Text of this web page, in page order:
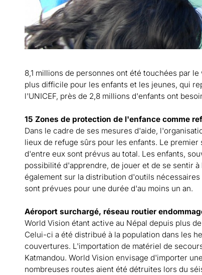
8,1 millions de personnes ont été touchées par
plus difficile pour les enfants et les jeunes, qui
l'UNICEF, près de 2,8 millions d'enfants ont
15 Zones de protection de l'enfance comme
Dans le cadre de ses mesures d'aide,
lieux de refuge sûrs pour les enfants. Le
d'entre eux sont prévus au total. Les enfants,
possibilité d'apprendre, de jouer et de se sentir
également sur la distribution d'outils
sont prévues pour une durée d'au moins un an.
Aéroport surchargé, réseau routier
World Vision étant active au Népal depuis plus
Celui-ci a été distribué à la population dans les
couvertures. L'importation de matériel de
Katmandou. World Vision envisage d'importer
nombreuses routes aient été détruites lors du